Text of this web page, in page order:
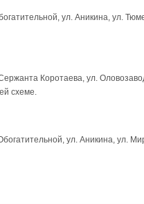
ул. Аникина, ул.
Коротаева, ул.
схеме.
ул. Аникина, ул.